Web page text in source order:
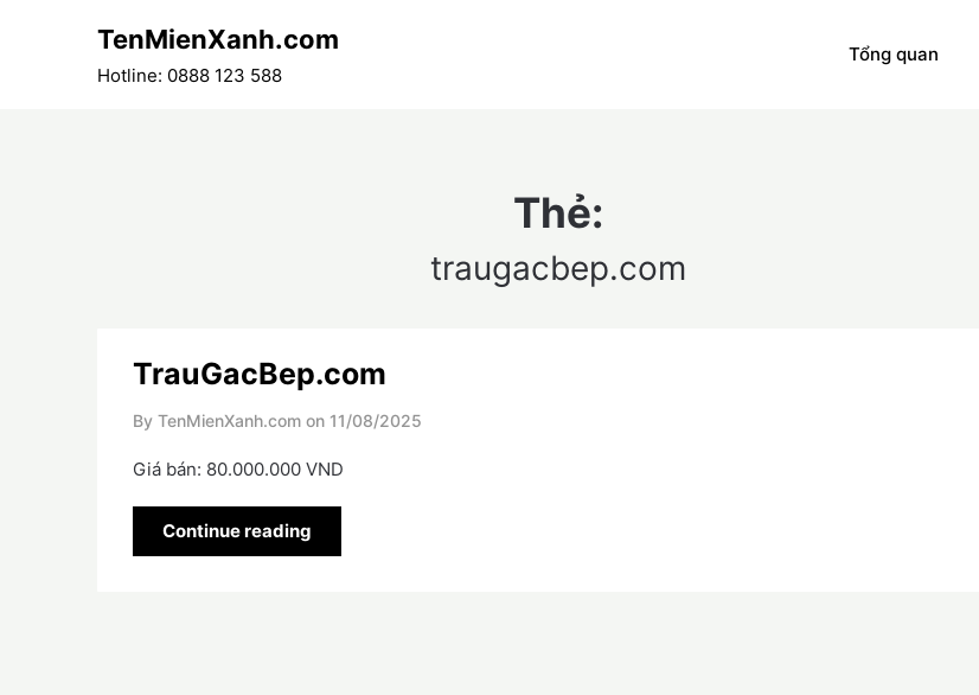
TenMienXanh.com
Hotline: 0888 123 588
Tổng quan
Thẻ:
traugacbep.com
TrauGacBep.com
By TenMienXanh.com on 11/08/2025
Giá bán: 80.000.000 VND
Continue reading